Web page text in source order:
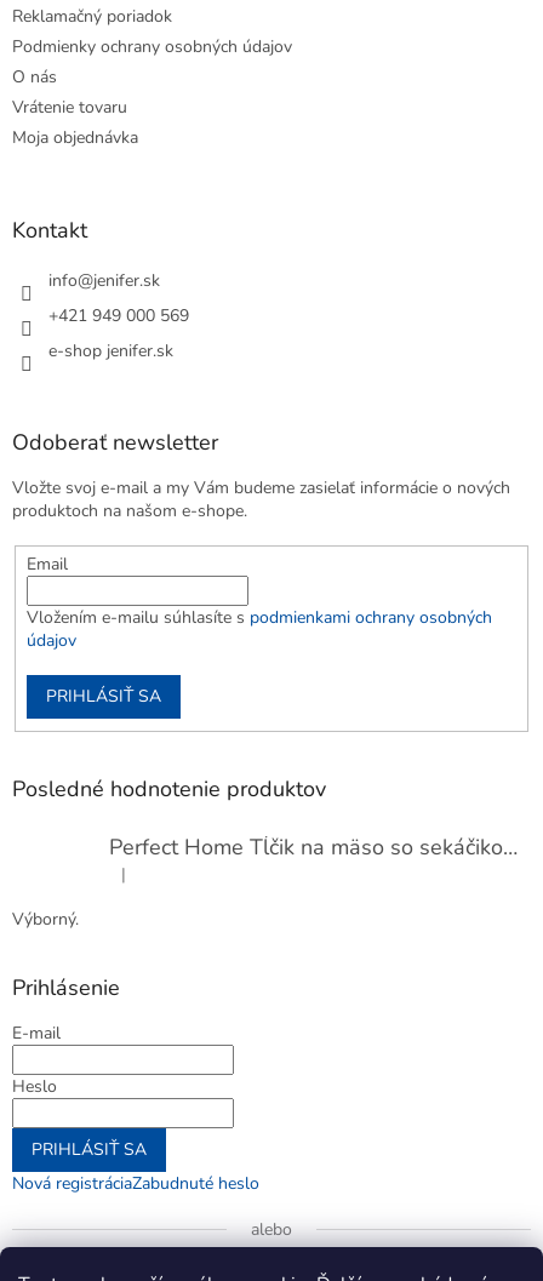
Reklamačný poriadok
Podmienky ochrany osobných údajov
O nás
Vrátenie tovaru
Moja objednávka
Kontakt
info@jenifer.sk
+421 949 000 569
e-shop jenifer.sk
Odoberať newsletter
Vložte svoj e-mail a my Vám budeme zasielať informácie o nových
produktoch na našom e-shope.
Email
Vložením e-mailu súhlasíte s podmienkami ochrany osobných
údajov
PRIHLÁSIŤ SA
Posledné hodnotenie produktov
Perfect Home Tĺčik na mäso so sekáčikom, 56893
Hodnotenie produktu je 5 z 5 hviezdičiek.
|
Výborný.
Prihlásenie
E-mail
Heslo
PRIHLÁSIŤ SA
Nová registráciaZabudnuté heslo
alebo